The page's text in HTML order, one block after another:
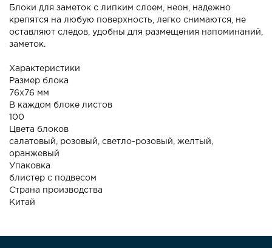
Блоки для заметок с липким слоем, неон, надежно
крепятся на любую поверхность, легко снимаются, не
оставляют следов, удобны для размещения напоминаний,
заметок.
Характеристики
Размер блока
76х76 мм
В каждом блоке листов
100
Цвета блоков
салатовый, розовый, светло-розовый, желтый,
оранжевый
Упаковка
блистер с подвесом
Страна производства
Китай